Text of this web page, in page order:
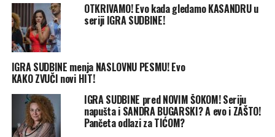
OTKRIVAMO! Evo kada gledamo KASANDRU u
seriji IGRA SUDBINE!
IGRA SUDBINE menja NASLOVNU PESMU! Evo
KAKO ZVUČI novi HIT!
IGRA SUDBINE pred NOVIM ŠOKOM! Seriju
napušta i SANDRA BUGARSKI? A evo i ZAŠTO!
Pančeta odlazi za TIĆOM?